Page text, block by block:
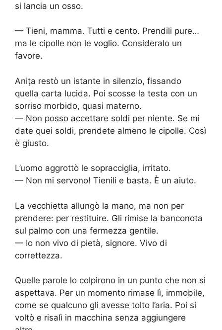
si lancia un osso.
— Tieni, mamma. Tutti e cento. Prendili pure…
ma le cipolle non le voglio. Consideralo un
favore.
Anița restò un istante in silenzio, fissando
quella carta lucida. Poi scosse la testa con un
sorriso morbido, quasi materno.
— Non posso accettare soldi per niente. Se mi
date quei soldi, prendete almeno le cipolle. Così
è giusto.
L’uomo aggrottò le sopracciglia, irritato.
— Non mi servono! Tienili e basta. È un aiuto.
La vecchietta allungò la mano, ma non per
prendere: per restituire. Gli rimise la banconota
sul palmo con una fermezza gentile.
— Io non vivo di pietà, signore. Vivo di
correttezza.
Quelle parole lo colpirono in un punto che non si
aspettava. Per un momento rimase lì, immobile,
come se qualcuno gli avesse tolto l’aria. Poi si
voltò e risalì in macchina senza aggiungere